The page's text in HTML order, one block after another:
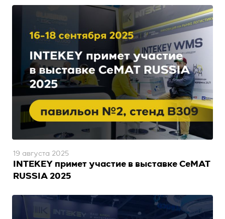
INTEKEY примет участие в выставке CeMAT
RUSSIA 2025
19 августа 2025